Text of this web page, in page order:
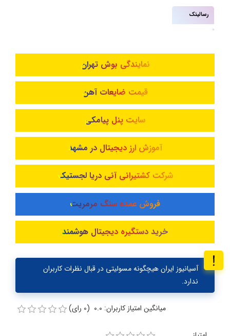
رسالینک
نمایندگی بوش تهران
قیمت ضایعات آهن
سایت پنل پیامکی
آموزش ارز دیجیتال در مشهد
شرکت کشتیرانی آنی دریا لجستیک
فروش عمده سنگ مرمریت
خرید دستگیره دیجیتال هوشمند
آسیانیوز ایران هیچگونه مسولیتی در قبال نظرات کاربران
ندارد.
میانگین امتیاز کاربران: 0.0 (0 رای)